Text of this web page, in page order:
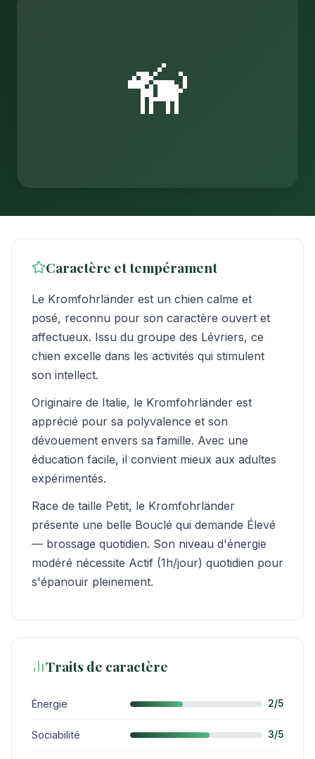
🦮
Caractère et tempérament
Le Kromfohrländer est un chien calme et
posé, reconnu pour son caractère ouvert et
affectueux. Issu du groupe des Lévriers, ce
chien excelle dans les activités qui stimulent
son intellect.
Originaire de Italie, le Kromfohrländer est
apprécié pour sa polyvalence et son
dévouement envers sa famille. Avec une
éducation facile, il convient mieux aux adultes
expérimentés.
Race de taille Petit, le Kromfohrländer
présente une belle Bouclé qui demande Élevé
— brossage quotidien. Son niveau d'énergie
modéré nécessite Actif (1h/jour) quotidien pour
s'épanouir pleinement.
Traits de caractère
Énergie 2/5
Sociabilité 3/5